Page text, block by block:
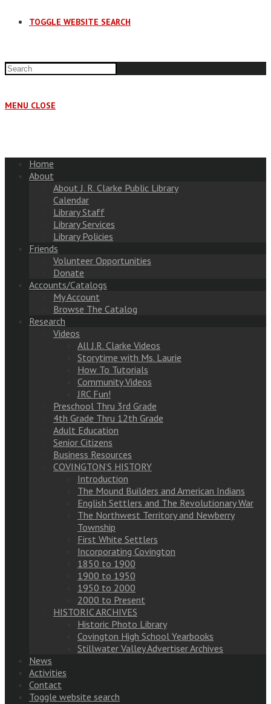
TOGGLE WEBSITE SEARCH
MENU CLOSE
Home
About
About J. R. Clarke Public Library
Calendar
Library Staff
Library Services
Library Policies
Friends
Volunteer Opportunities
Donate
Accounts/Catalogs
My Account
Browse The Catalog
Research
Videos
All J.R. Clarke Videos
Storytime with Ms. Laurie
How To Tutorials
Community Videos
JRC Fun!
Preschool Thru 3rd Grade
4th Grade Thru 12th Grade
Adult Education
Senior Citizens
Business Resources
COVINGTON’S HISTORY
Introduction
The Mound Builders and American Indians
English Settlers and The Revolutionary War
The Northwest Territory and Newberry
Township
First White Settlers
Incorporating Covington
1850 to 1900
1900 to 1950
1950 to 2000
2000 to Present
HISTORIC ARCHIVES
Historic Photo Library
Covington High School Yearbooks
Stillwater Valley Advertiser Archives
News
Activities
Contact
Toggle website search